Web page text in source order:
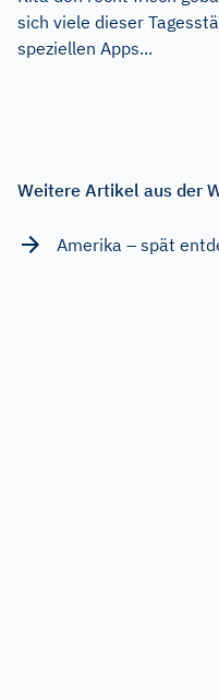
sich viele dieser
speziellen Apps...
Weitere Artikel aus der
Amerika – spät